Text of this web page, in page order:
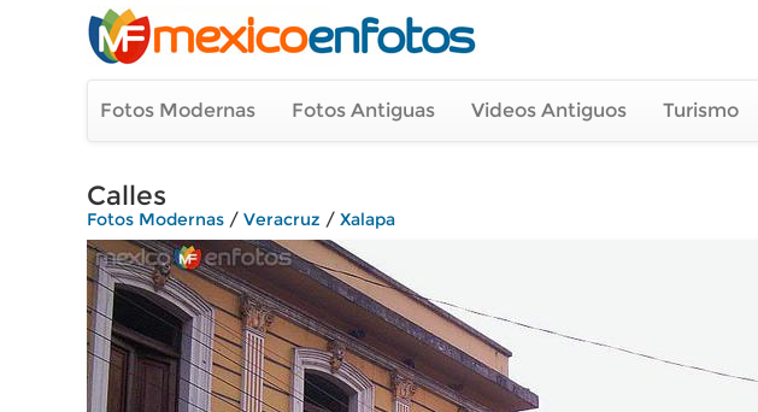
Fotos Modernas Fotos Antiguas Videos Antiguos Turismo
Calles
Fotos Modernas / Veracruz / Xalapa